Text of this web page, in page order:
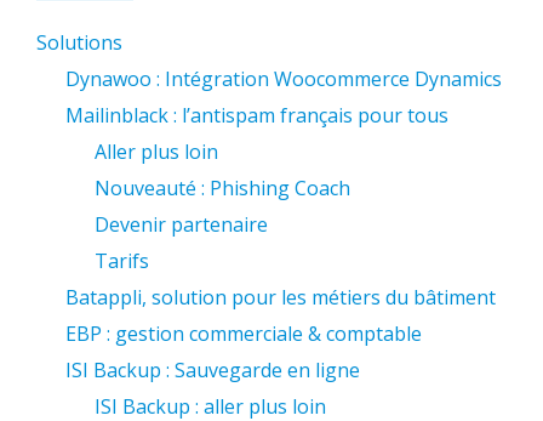
Solutions
Dynawoo : Intégration Woocommerce Dynamics
Mailinblack : l’antispam français pour tous
Aller plus loin
Nouveauté : Phishing Coach
Devenir partenaire
Tarifs
Batappli, solution pour les métiers du bâtiment
EBP : gestion commerciale & comptable
ISI Backup : Sauvegarde en ligne
ISI Backup : aller plus loin